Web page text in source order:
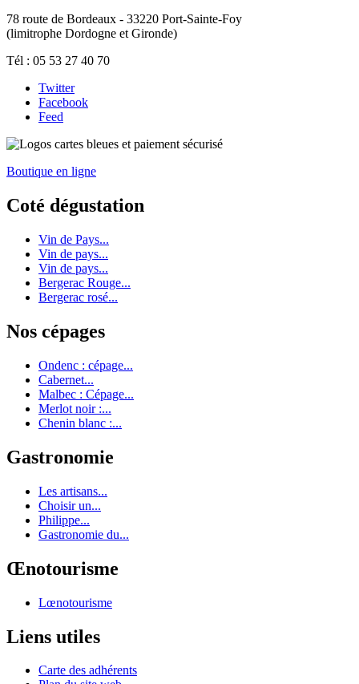
78 route de Bordeaux - 33220 Port-Sainte-Foy
(limitrophe Dordogne et Gironde)
Tél : 05 53 27 40 70
Twitter
Facebook
Feed
Boutique en ligne
Coté dégustation
Vin de Pays...
Vin de pays...
Vin de pays...
Bergerac Rouge...
Bergerac rosé...
Nos cépages
Ondenc : cépage...
Cabernet...
Malbec : Cépage...
Merlot noir :...
Chenin blanc :...
Gastronomie
Les artisans...
Choisir un...
Philippe...
Gastronomie du...
Œnotourisme
Lœnotourisme
Liens utiles
Carte des adhérents